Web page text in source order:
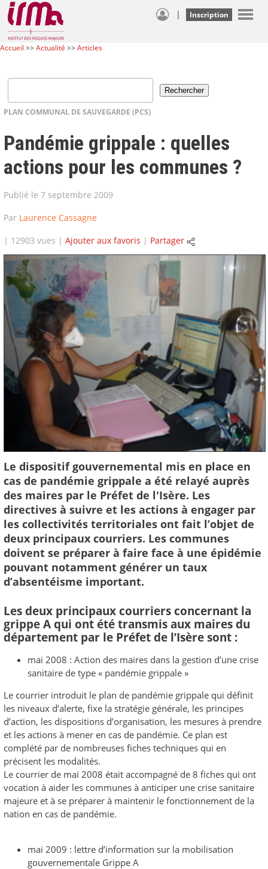
| Inscription
Accueil >>Actualité >>Articles
PLAN COMMUNAL DE SAUVEGARDE (PCS)
Pandémie grippale : quelles
actions pour les communes ?
Publié le 7 septembre 2009
Par Laurence Cassagne
| 12903 vues | Ajouter aux favoris | Partager
Le dispositif gouvernemental mis en place en
cas de pandémie grippale a été relayé auprès
des maires par le Préfet de l'Isère. Les
directives à suivre et les actions à engager par
les collectivités territoriales ont fait l’objet de
deux principaux courriers. Les communes
doivent se préparer à faire face à une épidémie
pouvant notamment générer un taux
d’absentéisme important.
Les deux principaux courriers concernant la
grippe A qui ont été transmis aux maires du
département par le Préfet de l’Isère sont :
mai 2008 : Action des maires dans la gestion d’une crise
sanitaire de type « pandémie grippale »
Le courrier introduit le plan de pandémie grippale qui définit
les niveaux d’alerte, fixe la stratégie générale, les principes
d’action, les dispositions d’organisation, les mesures à prendre
et les actions à mener en cas de pandémie. Ce plan est
complété par de nombreuses fiches techniques qui en
précisent les modalités.
Le courrier de mai 2008 était accompagné de 8 fiches qui ont
vocation à aider les communes à anticiper une crise sanitaire
majeure et à se préparer à maintenir le fonctionnement de la
nation en cas de pandémie.
mai 2009 : lettre d’information sur la mobilisation
gouvernementale Grippe A